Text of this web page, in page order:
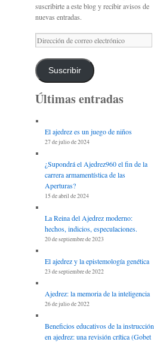
suscribirte a este blog y recibir avisos de
nuevas entradas.
Dirección
de
correo
electrónico
Suscribir
Últimas entradas
El ajedrez es un juego de niños
27 de julio de 2024
¿Supondrá el Ajedrez960 el fin de la
carrera armamentística de las
Aperturas?
15 de abril de 2024
La Reina del Ajedrez moderno:
hechos, indicios, especulaciones.
20 de septiembre de 2023
El ajedrez y la epistemología genética
23 de septiembre de 2022
Ajedrez: la memoria de la inteligencia
26 de julio de 2022
Beneficios educativos de la instrucción
en ajedrez: una revisión crítica (Gobet